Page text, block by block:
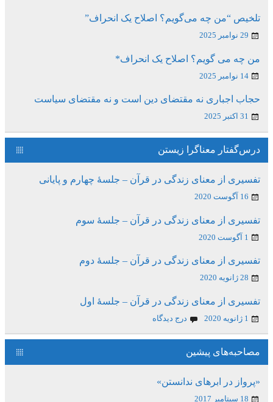
تلخیص “من چه می‌گویم؟ اصلاح یک انحراف”
29 نوامبر 2025
من چه می گویم؟ اصلاح یک انحراف*
14 نوامبر 2025
حجاب اجباری نه مقتضای دین است و نه مقتضای سیاست
31 اکتبر 2025
درس‌گفتار معناگرا زیستن
تفسیری از معنای زندگی در قرآن – جلسۀ چهارم و پایانی
16 آگوست 2020
تفسیری از معنای زندگی در قرآن – جلسۀ سوم
1 آگوست 2020
تفسیری از معنای زندگی در قرآن – جلسۀ دوم
28 ژانویه 2020
تفسیری از معنای زندگی در قرآن – جلسۀ اول
1 ژانویه 2020 درج دیدگاه
مصاحبه‌های پیشین
«پرواز در ابرهای ندانستن»
18 سپتامبر 2017